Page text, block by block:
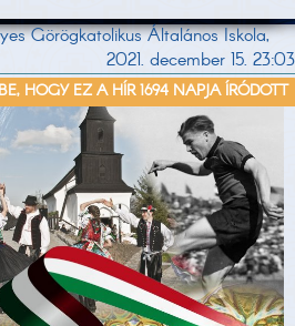
Görögkatolikus Általános Iskola,
2021. december 15. 23:03
HOGY EZ A HÍR 1694 NAPJA ÍRÓDOTT